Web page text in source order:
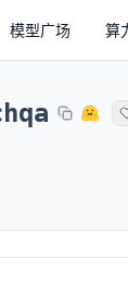
模型广场 算